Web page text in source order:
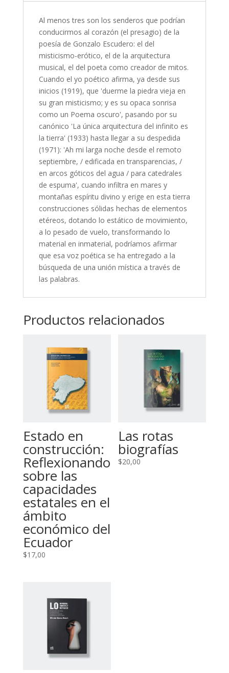
Al menos tres son los senderos que podrían
conducirmos al corazón (el presagio) de la
poesía de Gonzalo Escudero: el del
misticismo-erótico, el de la arquitectura
musical, el del poeta como creador de mitos.
Cuando el yo poético afirma, ya desde sus
inicios (1919), que 'duerme la piedra vieja en
su gran misticismo; y es su opaca sonrisa
como un Poema oscuro', pasando por su
canónico 'La única arquitectura del infinito es
la tierra' (1933) hasta llegar a su despedida
(1971): 'Ah mi larga noche desde el remoto
septiembre, / edificada en transparencias, /
en arcos góticos del agua / para catedrales
de espuma', cuando infiltra en mares y
montañas espíritu divino y erige en esta tierra
construcciones sólidas hechas de elementos
etéreos, dotando lo estático de movimiento,
a lo pesado de vuelo, transformando lo
material en inmaterial, podríamos afirmar
que esa voz poética se ha entregado a la
búsqueda de una unión mística a través de
las palabras.
Productos relacionados
Estado en
construcción:
Reflexionando
sobre las
capacidades
estatales en el
ámbito
económico del
Ecuador
$17,00
Las rotas
biografías
$20,00